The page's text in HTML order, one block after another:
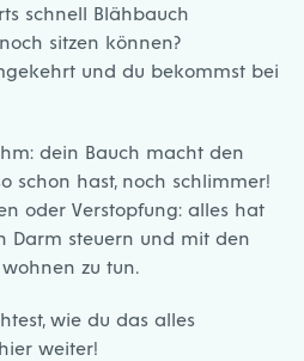
schnell Blähbauch
sitzen können?
und du bekommst bei
dein Bauch macht den
schon hast, noch schlimmer!
oder Verstopfung: alles hat
Darm steuern und mit den
zu tun.
wie du das alles
weiter!